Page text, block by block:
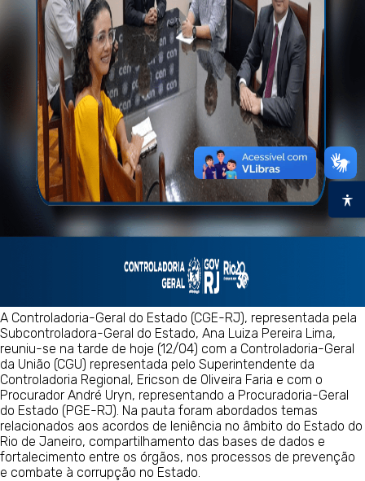
A Controladoria-Geral do Estado (CGE-RJ), representada pela
Subcontroladora-Geral do Estado, Ana Luiza Pereira Lima,
reuniu-se na tarde de hoje (12/04) com a Controladoria-Geral
da União (CGU) representada pelo Superintendente da
Controladoria Regional, Ericson de Oliveira Faria e com o
Procurador André Uryn, representando a Procuradoria-Geral
do Estado (PGE-RJ). Na pauta foram abordados temas
relacionados aos acordos de leniência no âmbito do Estado do
Rio de Janeiro, compartilhamento das bases de dados e
fortalecimento entre os órgãos, nos processos de prevenção
e combate à corrupção no Estado.